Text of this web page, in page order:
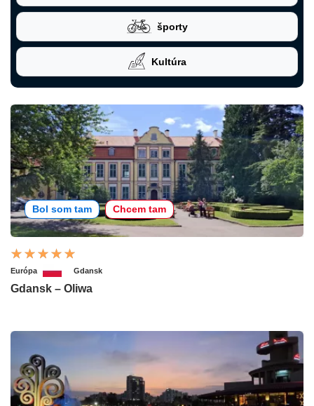
športy
Kultúra
Bol som tam Chcem tam
Európa Gdansk
Gdansk – Oliwa